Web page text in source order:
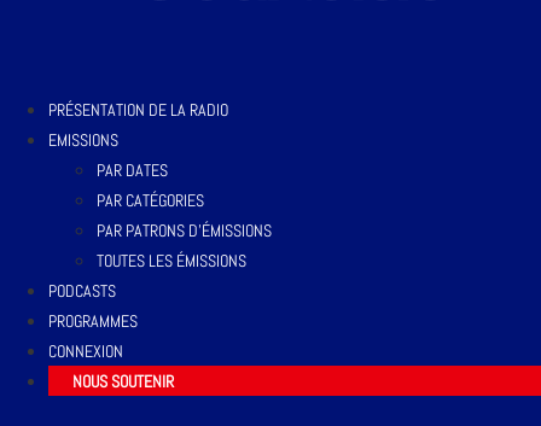
PRÉSENTATION DE LA RADIO
EMISSIONS
PAR DATES
PAR CATÉGORIES
PAR PATRONS D’ÉMISSIONS
TOUTES LES ÉMISSIONS
PODCASTS
PROGRAMMES
CONNEXION
NOUS SOUTENIR